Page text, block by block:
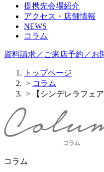
提携先会場紹介
アクセス・店舗情報
NEWS
コラム
資料請求／ご来店予約／お
トップページ
> コラム
> 【シンデレラフェア
コラム